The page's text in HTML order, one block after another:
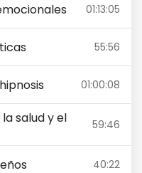
01:13:05
55:56
01:00:08
salud y el
59:46
40:22